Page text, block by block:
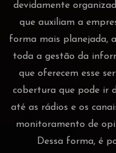
devidamente
que auxiliam a
forma mais planejada,
toda a gestão da
que oferecem esse
cobertura que pode ir
até as rádios e os
monitoramento de
Dessa forma, é